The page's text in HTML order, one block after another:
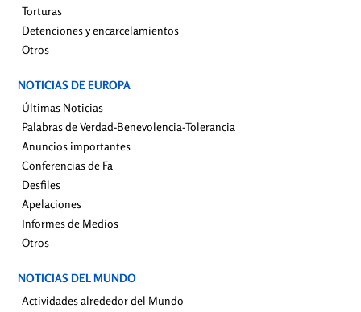
Torturas
Detenciones y encarcelamientos
Otros
NOTICIAS DE EUROPA
Últimas Noticias
Palabras de Verdad-Benevolencia-Tolerancia
Anuncios importantes
Conferencias de Fa
Desfiles
Apelaciones
Informes de Medios
Otros
NOTICIAS DEL MUNDO
Actividades alrededor del Mundo